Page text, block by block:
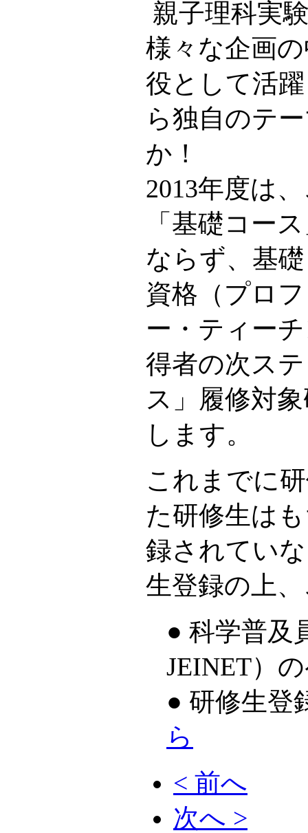
親子理科実
様々な企画
役として活
ら独自のテ
か！
2013年度は
「基礎コー
ならず、基
資格（プロ
ー・ティー
得者の次ス
ス」履修対
します。
これまでに
た研修生は
録されてい
生登録の上
● 科学普及
JEINET）
● 研修生登
ら
< 前へ
次へ >